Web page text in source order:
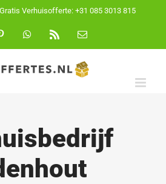
Verhuisofferte: +31 085 3013 815
Pinterest WhatsApp
E-